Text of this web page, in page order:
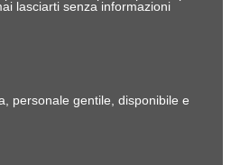
lasciarti senza informazioni
personale gentile, disponibile e